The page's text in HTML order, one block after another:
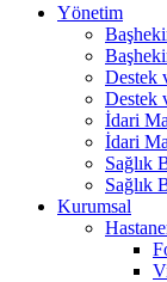
Yönetim
Destek
Destek
İdari
İdari
Sağlık
Sağlık
Kurumsal